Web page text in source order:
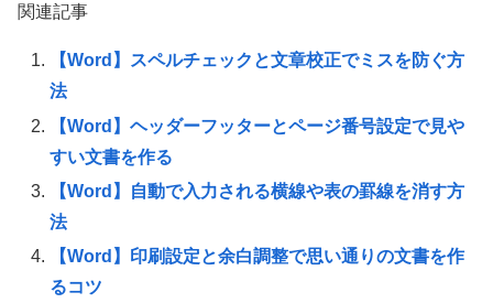
関連記事
【Word】スペルチェックと文章校正でミスを防ぐ方
法
【Word】ヘッダーフッターとページ番号設定で見や
すい文書を作る
【Word】自動で入力される横線や表の罫線を消す方
法
【Word】印刷設定と余白調整で思い通りの文書を作
るコツ